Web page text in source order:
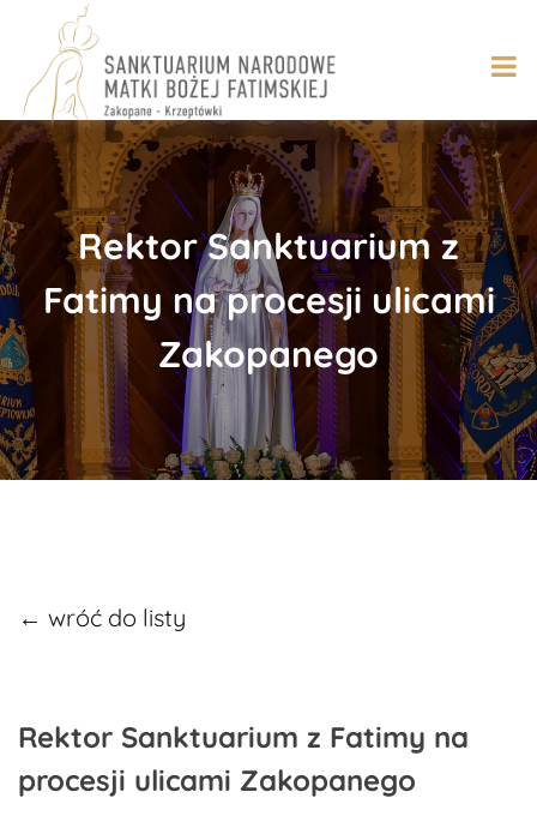
content
Rektor Sanktuarium z
Fatimy na procesji ulicami
Zakopanego
← wróć do listy
Rektor Sanktuarium z Fatimy na
procesji ulicami Zakopanego